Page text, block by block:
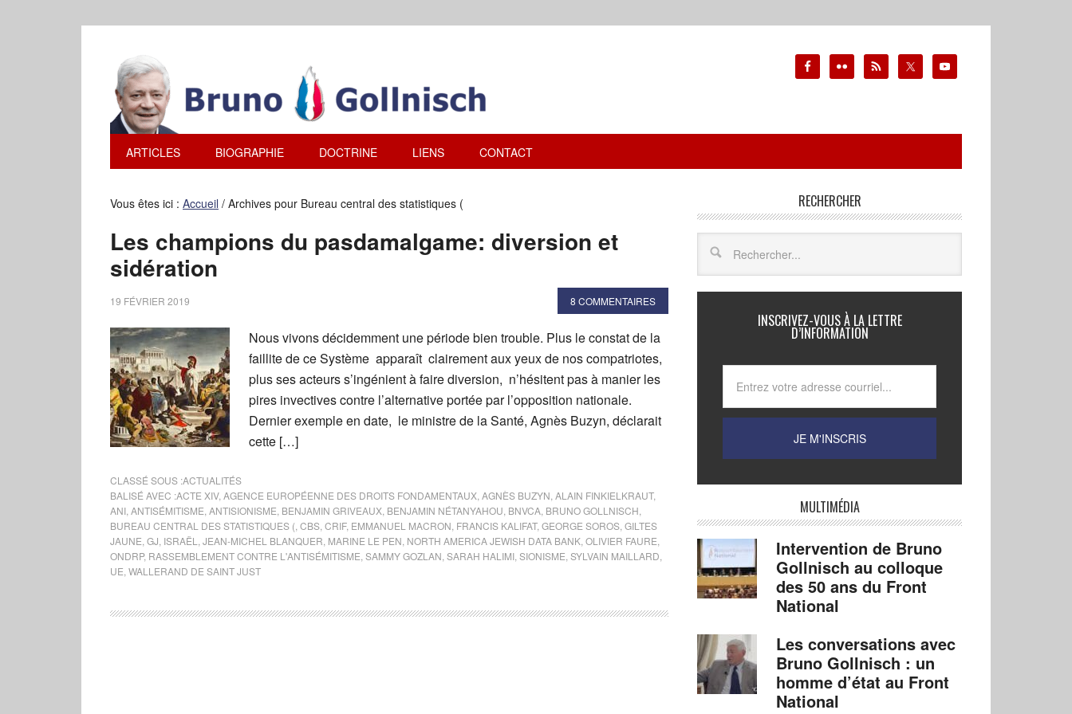
ARTICLES BIOGRAPHIE DOCTRINE LIENS CONTACT
Vous êtes ici : Accueil / Archives pour Bureau central des statistiques (
Les champions du pasdamalgame: diversion et
sidération
19 FÉVRIER 2019 8 COMMENTAIRES
Nous vivons décidemment une période bien trouble. Plus le constat de la
faillite de ce Système apparaît clairement aux yeux de nos compatriotes,
plus ses acteurs s’ingénient à faire diversion, n’hésitent pas à manier les
pires invectives contre l’alternative portée par l’opposition nationale.
Dernier exemple en date, le ministre de la Santé, Agnès Buzyn, déclarait
cette […]
CLASSÉ SOUS :ACTUALITÉS
BALISÉ AVEC :ACTE XIV, AGENCE EUROPÉENNE DES DROITS FONDAMENTAUX AGNÈS BUZYN ALAIN FINKIELKRAUT,
ANI ANTISÉMITISME ANTISIONISME BENJAMIN GRIVEAUX BENJAMIN NÉTANYAHOU BNVCA BRUNO GOLLNISCH
BUREAU CENTRAL DES STATISTIQUES ( CBS CRIF, EMMANUEL MACRON FRANCIS KALIFAT, GEORGE SOROS GILTES
JAUNE GJ ISRAËL JEAN-MICHEL BLANQUER MARINE LE PEN NORTH AMERICA JEWISH DATA BANK OLIVIER FAURE
ONDRP, RASSEMBLEMENT CONTRE L'ANTISÉMITISME SAMMY GOZLAN SARAH HALIMI SIONISME SYLVAIN MAILLARD
UE WALLERAND DE SAINT JUST
RECHERCHER
INSCRIVEZ-VOUS À LA LETTRE
D’INFORMATION
MULTIMÉDIA
Intervention de Bruno
Gollnisch au colloque
des 50 ans du Front
National
Les conversations avec
Bruno Gollnisch : un
homme d’état au Front
National